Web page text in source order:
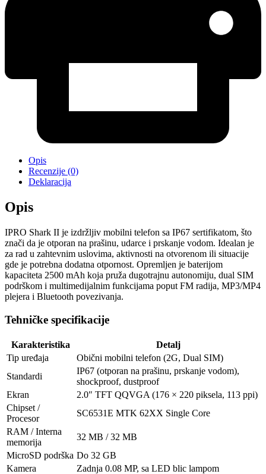
Opis
Recenzije (0)
Deklaracija
Opis
IPRO Shark II je izdržljiv mobilni telefon sa IP67 sertifikatom, što
znači da je otporan na prašinu, udarce i prskanje vodom. Idealan je
za rad u zahtevnim uslovima, aktivnosti na otvorenom ili situacije
gde je potrebna dodatna otpornost. Opremljen je baterijom
kapaciteta 2500 mAh koja pruža dugotrajnu autonomiju, dual SIM
podrškom i multimedijalnim funkcijama poput FM radija, MP3/MP4
plejera i Bluetooth povezivanja.
Tehničke specifikacije
Karakteristika
Detalj
Tip uređaja
Obični mobilni telefon (2G, Dual SIM)
Standardi
IP67 (otporan na prašinu, prskanje vodom),
shockproof, dustproof
Ekran
2.0″ TFT QQVGA (176 × 220 piksela, 113 ppi)
Chipset /
Procesor
SC6531E MTK 62XX Single Core
RAM / Interna
memorija
32 MB / 32 MB
MicroSD podrška Do 32 GB
Kamera
Zadnja 0.08 MP, sa LED blic lampom